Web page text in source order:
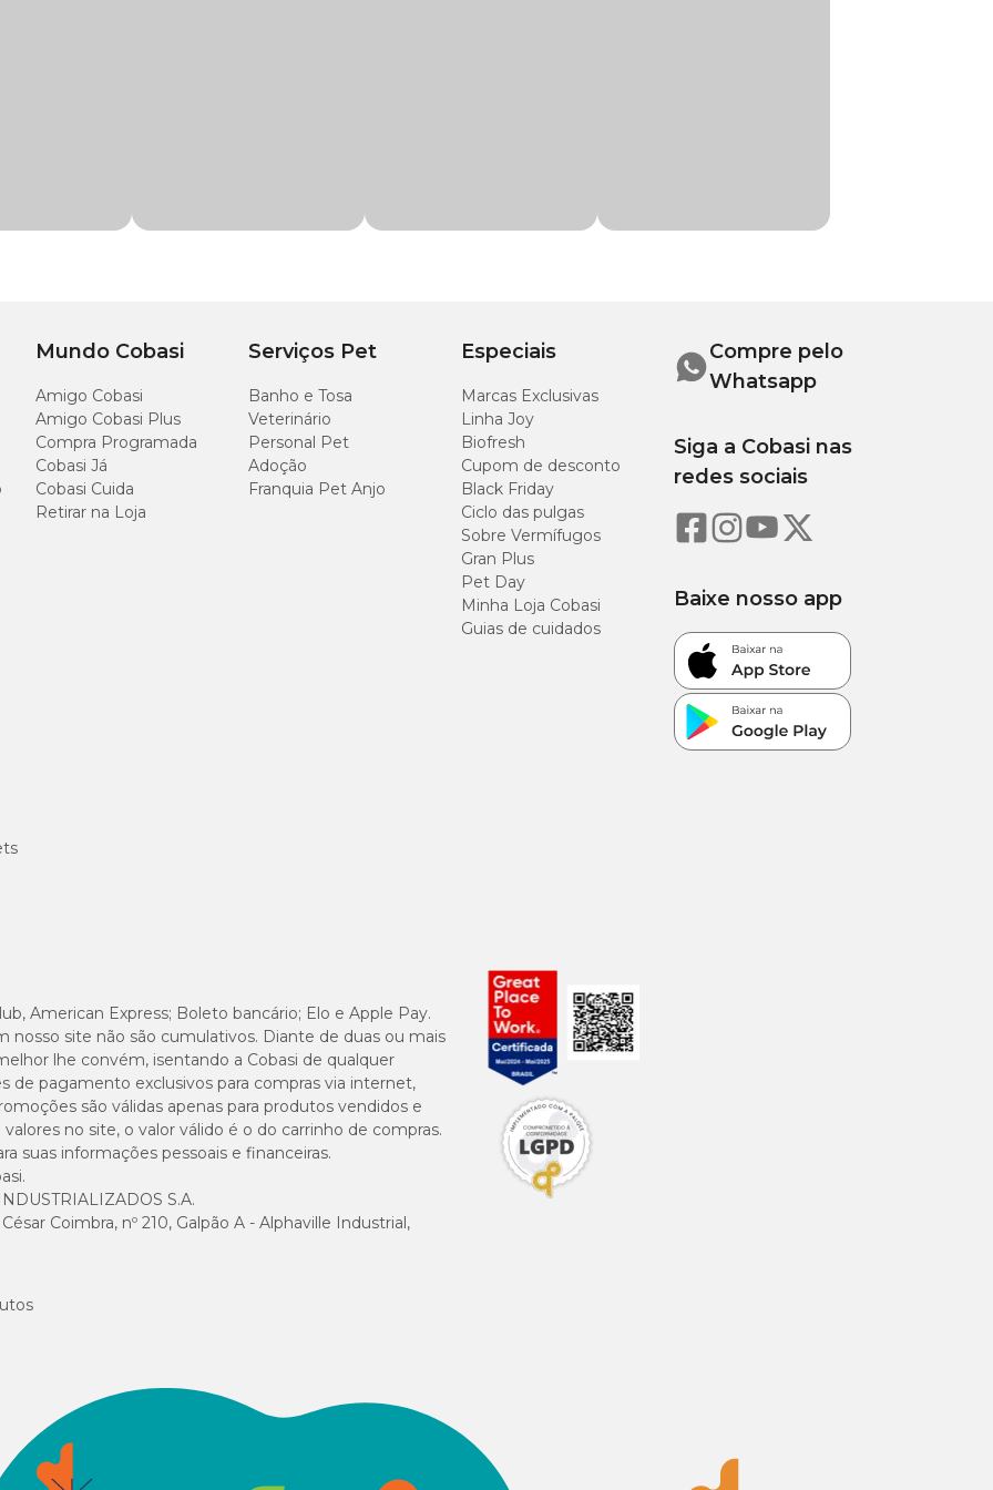
região dolorida. É importante que a temperatura da água esteja adequada para maior eficácia
em embalagens de 100 g:
100 g
de duas décadas oferecendo soluções de qualidade para animais domésticos e de criação.
pomadapara seu bichinho de estimação. Conte com uma entrega rápida, compra segura
incluir também itens básicos do seu melhor amigo e garantir frete grátis na sua entrega.
Mundo Cobasi
Amigo Cobasi
Amigo Cobasi Plus
Compra Programada
Cobasi Já
Cobasi Cuida
Retirar na Loja
Serviços Pet
Banho e Tosa
Veterinário
Personal Pet
Adoção
Franquia Pet Anjo
Especiais
Marcas Exclusivas
Linha Joy
Biofresh
Cupom de desconto
Black Friday
Ciclo das pulgas
Sobre Vermífugos
Gran Plus
Pet Day
Minha Loja Cobasi
Guias de cuidados
Compre pelo
Whatsapp
Siga a Cobasi nas
redes sociais
Baixe nosso app
American Express; Boleto bancário; Elo e Apple Pay.
nosso site não são cumulativos. Diante de duas ou mais
lhe convém, isentando a Cobasi de qualquer
de pagamento exclusivos para compras via internet,
são válidas apenas para produtos vendidos e
no site, o valor válido é o do carrinho de compras.
suas informações pessoais e financeiras.
S.A.
Coimbra, nº 210, Galpão A - Alphaville Industrial,